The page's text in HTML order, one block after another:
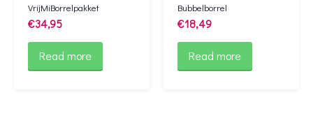
VrijMiBorrelpakket
€34,95
Read more
Bubbelborrel
€18,49
Read more